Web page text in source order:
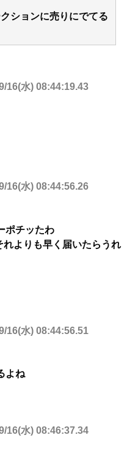
ションに売りにでてる
16(水) 08:44:19.43
16(水) 08:44:56.26
ポチッたわ
よりも早く届いたらうれ
16(水) 08:44:56.51
よね
16(水) 08:46:37.34